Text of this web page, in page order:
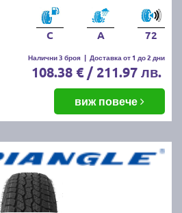
C A 72
Налични 3 броя | Доставка от 1 до 2 дни
108.38 € / 211.97 лв.
виж повече